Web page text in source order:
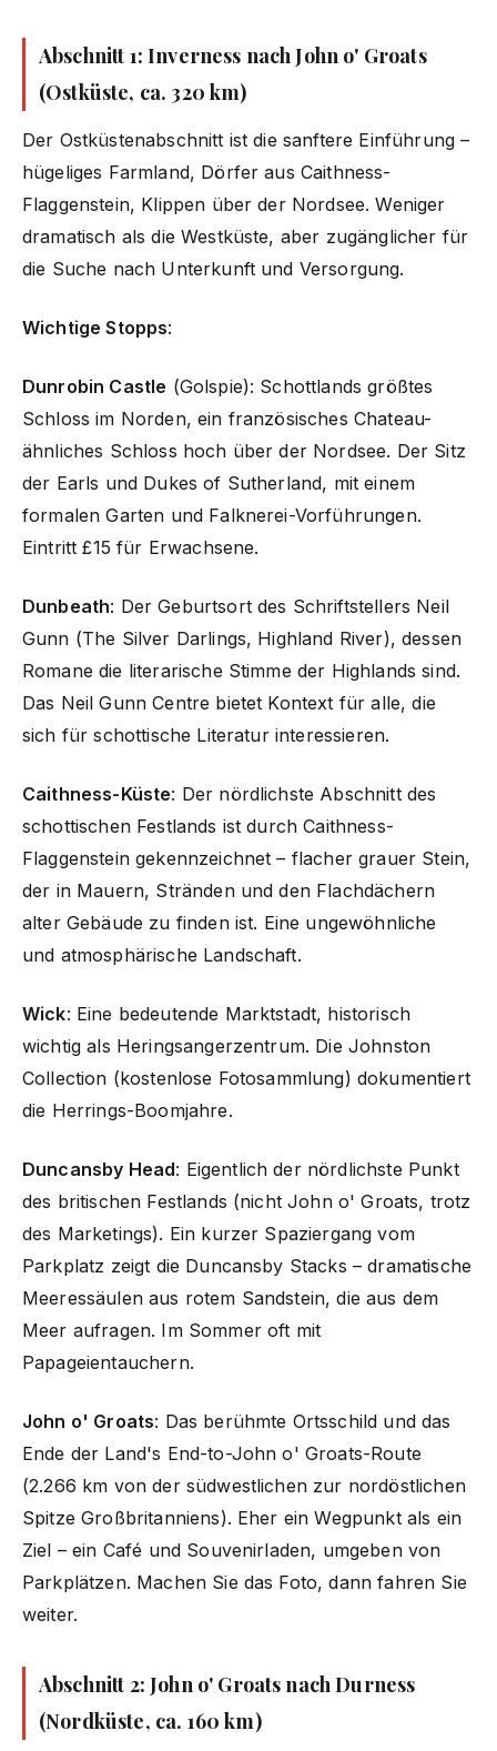
Abschnitt 1: Inverness nach John o' Groats
(Ostküste, ca. 320 km)
Der Ostküstenabschnitt ist die sanftere Einführung –
hügeliges Farmland, Dörfer aus Caithness-
Flaggenstein, Klippen über der Nordsee. Weniger
dramatisch als die Westküste, aber zugänglicher für
die Suche nach Unterkunft und Versorgung.
Wichtige Stopps:
Dunrobin Castle (Golspie): Schottlands größtes
Schloss im Norden, ein französisches Chateau-
ähnliches Schloss hoch über der Nordsee. Der Sitz
der Earls und Dukes of Sutherland, mit einem
formalen Garten und Falknerei-Vorführungen.
Eintritt £15 für Erwachsene.
Dunbeath: Der Geburtsort des Schriftstellers Neil
Gunn (The Silver Darlings, Highland River), dessen
Romane die literarische Stimme der Highlands sind.
Das Neil Gunn Centre bietet Kontext für alle, die
sich für schottische Literatur interessieren.
Caithness-Küste: Der nördlichste Abschnitt des
schottischen Festlands ist durch Caithness-
Flaggenstein gekennzeichnet – flacher grauer Stein,
der in Mauern, Stränden und den Flachdächern
alter Gebäude zu finden ist. Eine ungewöhnliche
und atmosphärische Landschaft.
Wick: Eine bedeutende Marktstadt, historisch
wichtig als Heringsangerzentrum. Die Johnston
Collection (kostenlose Fotosammlung) dokumentiert
die Herrings-Boomjahre.
Duncansby Head: Eigentlich der nördlichste Punkt
des britischen Festlands (nicht John o' Groats, trotz
des Marketings). Ein kurzer Spaziergang vom
Parkplatz zeigt die Duncansby Stacks – dramatische
Meeressäulen aus rotem Sandstein, die aus dem
Meer aufragen. Im Sommer oft mit
Papageientauchern.
John o' Groats: Das berühmte Ortsschild und das
Ende der Land's End-to-John o' Groats-Route
(2.266 km von der südwestlichen zur nordöstlichen
Spitze Großbritanniens). Eher ein Wegpunkt als ein
Ziel – ein Café und Souvenirladen, umgeben von
Parkplätzen. Machen Sie das Foto, dann fahren Sie
weiter.
Abschnitt 2: John o' Groats nach Durness
(Nordküste, ca. 160 km)